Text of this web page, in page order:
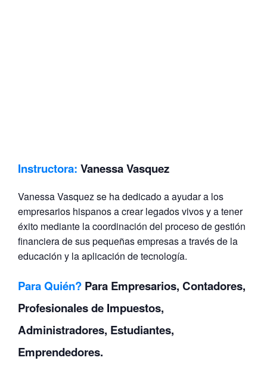
Instructora: Vanessa Vasquez
Vanessa Vasquez se ha dedicado a ayudar a los
empresarios hispanos a crear legados vivos y a tener
éxito mediante la coordinación del proceso de gestión
financiera de sus pequeñas empresas a través de la
educación y la aplicación de tecnología.
Para Quién? Para Empresarios, Contadores,
Profesionales de Impuestos,
Administradores, Estudiantes,
Emprendedores.